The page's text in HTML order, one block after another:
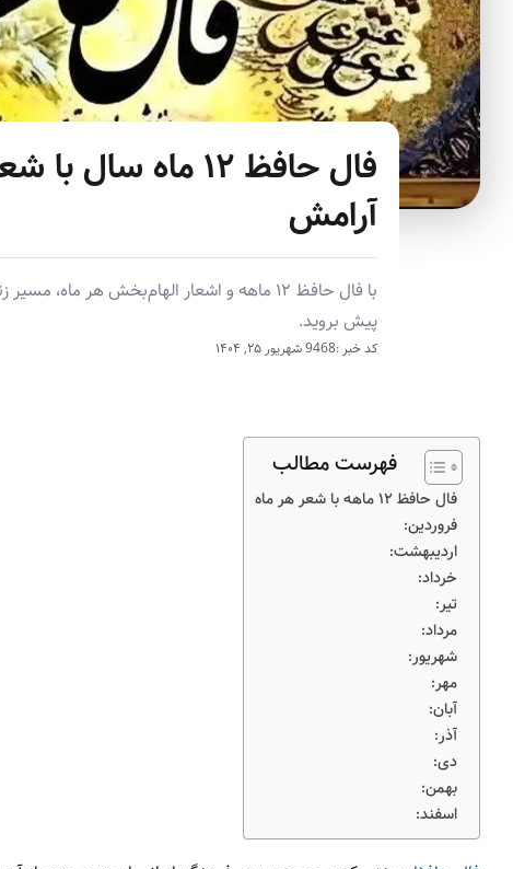
فال حافظ ۱۲ ماه
آرامش
با فال حافظ ۱۲ ماهه و اشعار الهام‌بخش هر
پیش بروید.
کد خبر :9468 شهریور ۲۵, ۱۴۰۴
فهرست مطالب
فال حافظ ۱۲ ماهه با شعر هر ماه
فروردین:
اردیبهشت:
خرداد:
تیر:
مرداد:
شهریور:
مهر:
آبان:
آذر:
دی:
بهمن:
اسفند: